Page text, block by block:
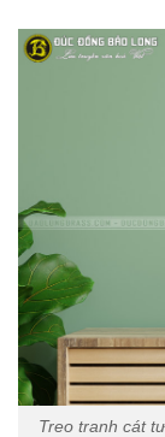
Treo tranh cát